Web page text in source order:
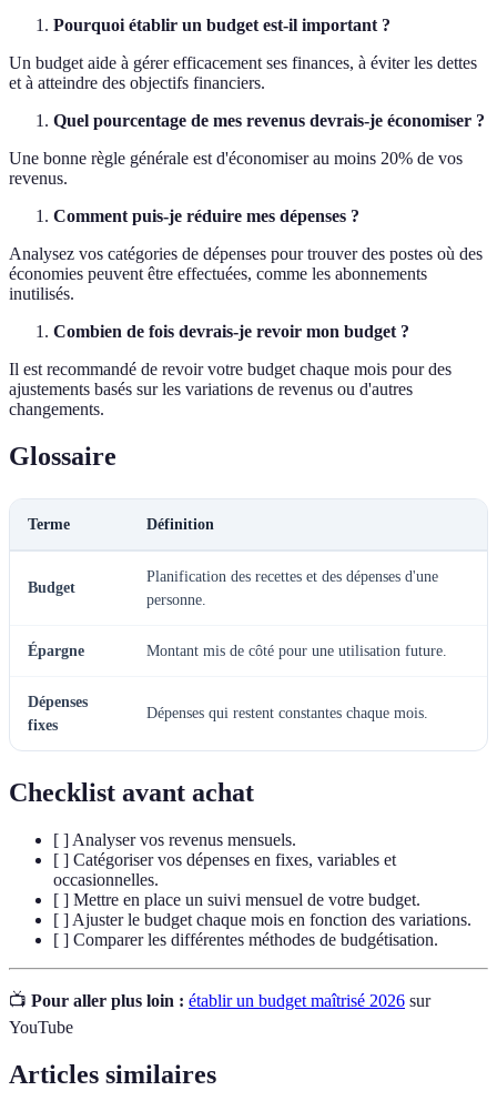
Pourquoi établir un budget est-il important ?
Un budget aide à gérer efficacement ses finances, à éviter les dettes
et à atteindre des objectifs financiers.
Quel pourcentage de mes revenus devrais-je économiser ?
Une bonne règle générale est d'économiser au moins 20% de vos
revenus.
Comment puis-je réduire mes dépenses ?
Analysez vos catégories de dépenses pour trouver des postes où des
économies peuvent être effectuées, comme les abonnements
inutilisés.
Combien de fois devrais-je revoir mon budget ?
Il est recommandé de revoir votre budget chaque mois pour des
ajustements basés sur les variations de revenus ou d'autres
changements.
Glossaire
Terme Définition
Budget
Planification des recettes et des dépenses d'une
personne.
Épargne Montant mis de côté pour une utilisation future.
Dépenses
fixes
Dépenses qui restent constantes chaque mois.
Checklist avant achat
[ ] Analyser vos revenus mensuels.
[ ] Catégoriser vos dépenses en fixes, variables et
occasionnelles.
[ ] Mettre en place un suivi mensuel de votre budget.
[ ] Ajuster le budget chaque mois en fonction des variations.
[ ] Comparer les différentes méthodes de budgétisation.
📺 Pour aller plus loin : établir un budget maîtrisé 2026 sur
YouTube
Articles similaires